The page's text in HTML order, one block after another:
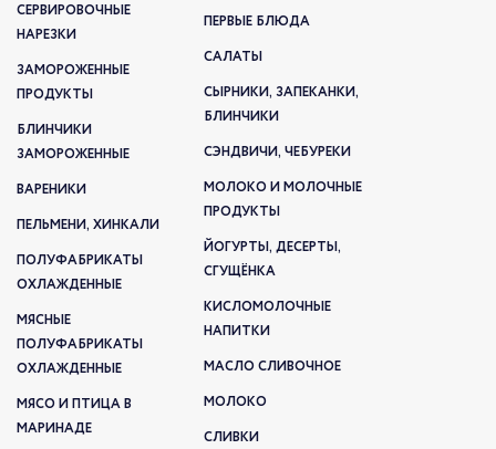
СЕРВИРОВОЧНЫЕ
НАРЕЗКИ
ЗАМОРОЖЕННЫЕ
ПРОДУКТЫ
БЛИНЧИКИ
ЗАМОРОЖЕННЫЕ
ВАРЕНИКИ
ПЕЛЬМЕНИ, ХИНКАЛИ
ПОЛУФАБРИКАТЫ
ОХЛАЖДЕННЫЕ
МЯСНЫЕ
ПОЛУФАБРИКАТЫ
ОХЛАЖДЕННЫЕ
МЯСО И ПТИЦА В
МАРИНАДЕ
ПЕРВЫЕ БЛЮДА
САЛАТЫ
СЫРНИКИ, ЗАПЕКАНКИ,
БЛИНЧИКИ
СЭНДВИЧИ, ЧЕБУРЕКИ
МОЛОКО И МОЛОЧНЫЕ
ПРОДУКТЫ
ЙОГУРТЫ, ДЕСЕРТЫ,
СГУЩЁНКА
КИСЛОМОЛОЧНЫЕ
НАПИТКИ
МАСЛО СЛИВОЧНОЕ
МОЛОКО
СЛИВКИ